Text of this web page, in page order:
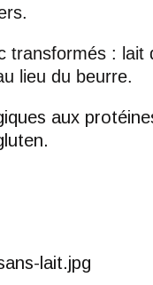
transformés : lait
lieu du beurre.
aux